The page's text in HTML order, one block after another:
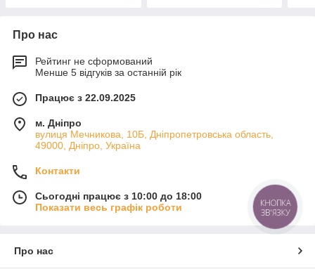
Про нас
Рейтинг не сформований
Менше 5 відгуків за останній рік
Працює з 22.09.2025
м. Дніпро
вулиця Мечникова, 10Б, Дніпропетровська область,
49000, Дніпро, Україна
Контакти
Сьогодні працює з 10:00 до 18:00
Показати весь графік роботи
Про нас
КНОПКА
ЗВ'ЯЗКУ